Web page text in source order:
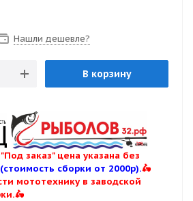
Нашли дешевле?
В корзину
заказ" цена указана без
(стоимость сборки от 2000р).🛵
мототехнику в заводской